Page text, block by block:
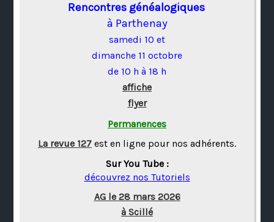
Rencontres généalogiques
à Parthenay
samedi 10 et
dimanche 11 octobre
de 10 h à 18 h
affiche
flyer
Permanences
La revue 127 est en ligne pour nos adhérents.
Sur You Tube :
découvrez nos Tutoriels
AG le 28 mars 2026
à Scillé